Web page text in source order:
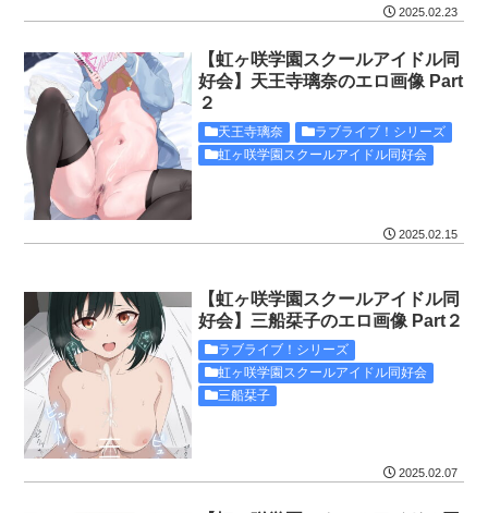
2025.02.23
【虹ヶ咲学園スクールアイドル同
好会】天王寺璃奈のエロ画像 Part
２
天王寺璃奈
ラブライブ！シリーズ
虹ヶ咲学園スクールアイドル同好会
2025.02.15
【虹ヶ咲学園スクールアイドル同
好会】三船栞子のエロ画像 Part２
ラブライブ！シリーズ
虹ヶ咲学園スクールアイドル同好会
三船栞子
2025.02.07